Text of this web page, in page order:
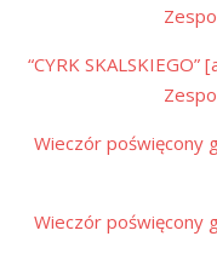
“CYRK
Wieczór poświęcony
Wieczór poświęcony